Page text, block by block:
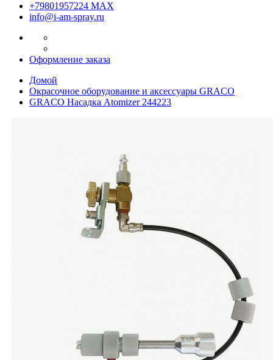
+79801957224 МАХ
info@i-am-spray.ru
Оформление заказа
Домой
Окрасочное оборудование и аксессуары GRACO
GRACO Насадка Atomizer 244223